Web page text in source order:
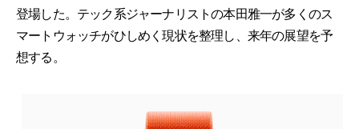
登場した。テック系ジャーナリストの本田雅一が多くのス
マートウォッチがひしめく現状を整理し、来年の展望を予
想する。